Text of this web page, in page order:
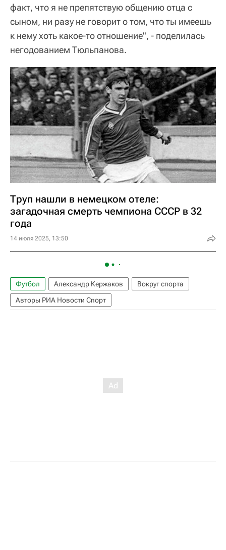
факт, что я не препятствую общению отца с
сыном, ни разу не говорит о том, что ты имеешь
к нему хоть какое-то отношение", - поделилась
негодованием Тюльпанова.
Труп нашли в немецком отеле:
загадочная смерть чемпиона СССР в 32
года
14 июля 2025, 13:50
Футбол Александр Кержаков
Вокруг спорта
Авторы РИА Новости Спорт